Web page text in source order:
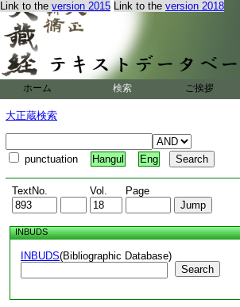
Link to the version 2015 Link to the version 2018
ホーム 検索 ご挨拶
大正蔵検索
punctuation Hangul Eng
TextNo. Vol. Page
INBUDS
INBUDS(Bibliographic Database)
Search